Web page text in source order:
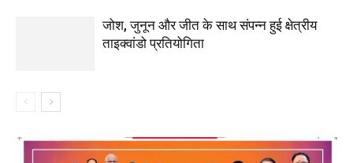
जोश, जुनून और जीत के साथ संपन्न हुई क्षेत्रीय
ताइक्वांडो प्रतियोगिता